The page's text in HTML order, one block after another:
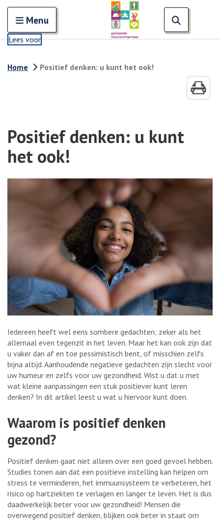
Open en sluit het
Menu
Lees voor
Home Positief denken: u kunt het ook!
Positief denken: u kunt
het ook!
Iedereen heeft wel eens sombere gedachten; zeker als het
allemaal even tegenzit in het leven. Maar het kan ook zijn dat
u vaker dan af en toe pessimistisch bent, of misschien zelfs
bijna altijd. Aanhoudende negatieve gedachten zijn slecht voor
uw humeur en zelfs voor uw gezondheid. Wist u dat u met
wat kleine aanpassingen een stuk positiever kunt leren
denken? In dit artikel leest u wat u hiervoor kunt doen.
Waarom is positief denken
gezond?
Positief denken gaat niet alleen over een goed gevoel hebben.
Studies tonen aan dat een positieve instelling kan helpen om
stress te verminderen, het immuunsysteem te verbeteren, het
risico op hartziekten te verlagen en langer te leven. Het is dus
daadwerkelijk beter voor uw gezondheid! Mensen die
overwegend positief denken, blijken ook beter in staat om